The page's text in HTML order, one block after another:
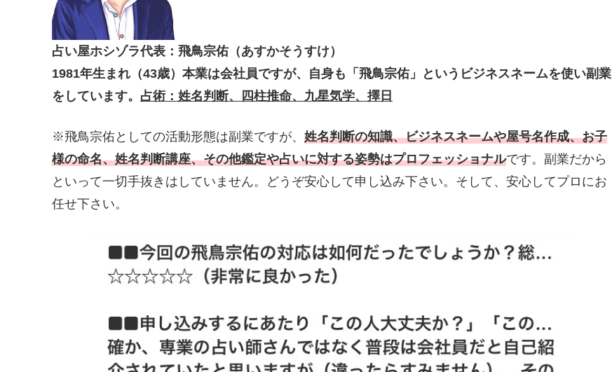
占い屋ホシゾラ代表：飛鳥宗佑（あすかそうすけ）
1981年生まれ（43歳）本業は会社員ですが、自身も「飛鳥宗佑」というビジネスネームを使い副業
をしています。 占術：姓名判断、四柱推命、九星気学、擇日
※飛鳥宗佑としての活動形態は副業ですが、 姓名判断の知識、ビジネスネームや屋号名作成、お子
様の命名、姓名判断講座、その他鑑定や占いに対する姿勢はプロフェッショナルです。副業だから
といって一切手抜きはしていません。どうぞ安心して申し込み下さい。そして、安心してプロにお
任せ下さい。